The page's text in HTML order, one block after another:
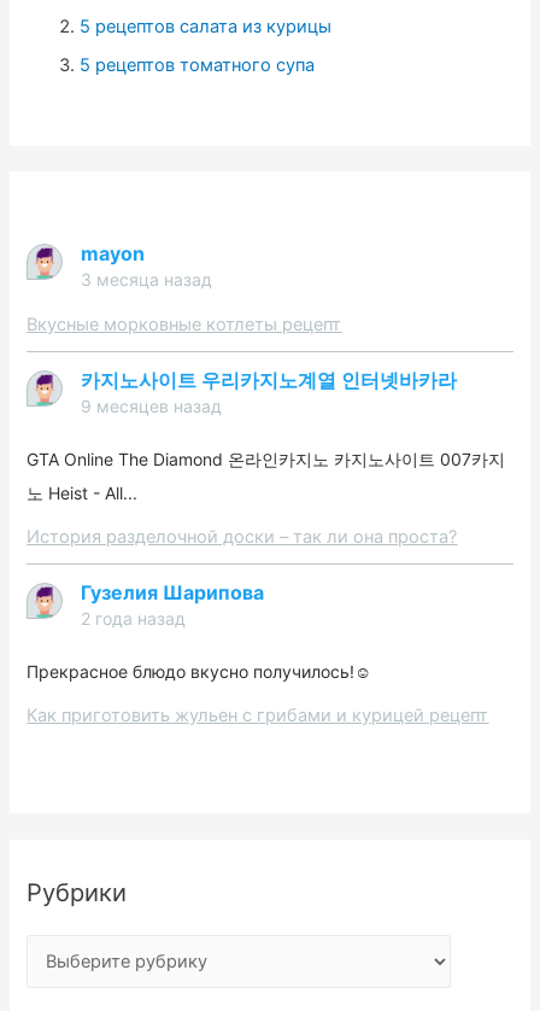
5 рецептов салата из курицы
5 рецептов томатного супа
mayon
3 месяца назад
Вкусные морковные котлеты рецепт
카지노사이트 우리카지노계열 인터넷바카라
9 месяцев назад
GTA Online The Diamond 온라인카지노 카지노사이트 007카지
노 Heist - All...
История разделочной доски – так ли она проста?
Гузелия Шарипова
2 года назад
Прекрасное блюдо вкусно получилось!☺️
Как приготовить жульен с грибами и курицей рецепт
Рубрики